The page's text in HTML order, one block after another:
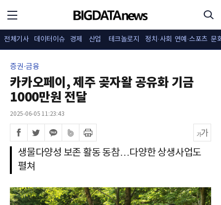
전체기사 데이터이슈 경제 산업 테크놀로지 정치·사회 연예·스포츠 문
증권·금융
카카오페이, 제주 곶자왈 공유화 기금
1000만원 전달
2025-06-05 11:23:43
생물다양성 보존 활동 동참…다양한 상생사업도
펼쳐